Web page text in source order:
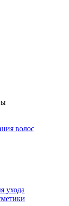
волос
ухода